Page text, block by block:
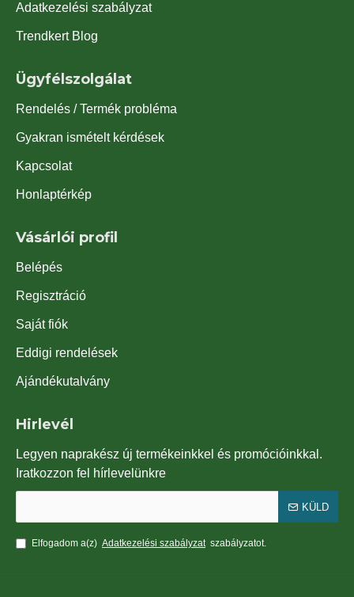
Adatkezelési szabályzat
Trendkert Blog
Ügyfélszolgálat
Rendelés / Termék probléma
Gyakran ismételt kérdések
Kapcsolat
Honlaptérkép
Vásárlói profil
Belépés
Regisztráció
Saját fiók
Eddigi rendelések
Ajándékutalvány
Hirlevél
Legyen naprakész új termékeinkkel és promócióinkkal.
Iratkozzon fel hírlevelünkre
KÜLD
Elfogadom a(z) Adatkezelési szabályzat szabályzatot.